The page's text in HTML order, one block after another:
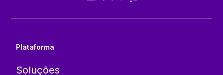
Plataforma
Soluções